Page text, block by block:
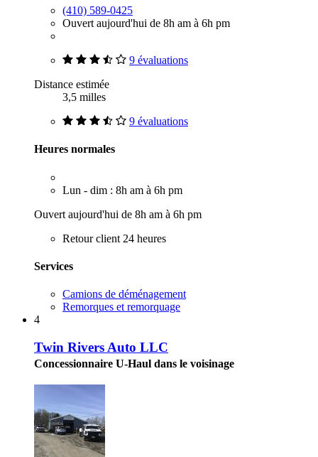
(410) 589-0425
Ouvert aujourd'hui de 8h am à 6h pm
9 évaluations
Distance estimée
3,5 milles
9 évaluations
Heures normales
Lun - dim : 8h am à 6h pm
Ouvert aujourd'hui de 8h am à 6h pm
Retour client 24 heures
Services
Camions de déménagement
Remorques et remorquage
4
Twin Rivers Auto LLC
Concessionnaire U-Haul dans le voisinage